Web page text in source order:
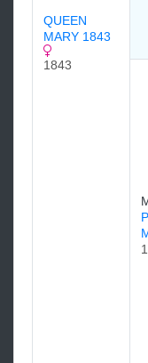
QUEEN
MARY 1843
1843